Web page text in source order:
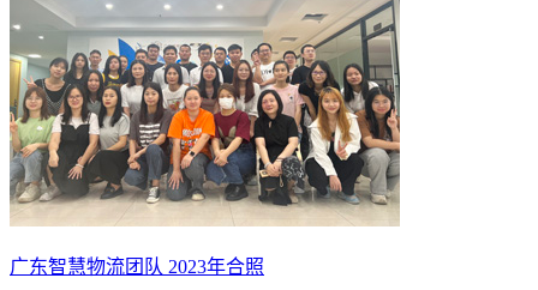
广东智慧物流团队 2023年合照